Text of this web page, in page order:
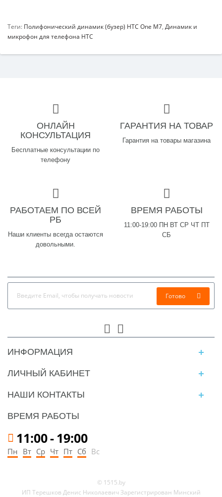
Теги: Полифонический динамик (бузер) HTC One M7, Динамик и
микрофон для телефона HTC
ОНЛАЙН
КОНСУЛЬТАЦИЯ
Бесплатные консультации по
телефону
ГАРАНТИЯ НА ТОВАР
Гарантия на товары магазина
РАБОТАЕМ ПО ВСЕЙ
РБ
Наши клиенты всегда остаются
довольными.
ВРЕМЯ РАБОТЫ
11:00-19:00 ПН ВТ СР ЧТ ПТ
СБ
Готово
ИНФОРМАЦИЯ
ЛИЧНЫЙ КАБИНЕТ
НАШИ КОНТАКТЫ
ВРЕМЯ РАБОТЫ
11:00-19:00
Пн Вт Ср Чт Пт Сб Вс
© 1515.by
ИП Терешков Денис Николаевич Зарегистрирован Минский